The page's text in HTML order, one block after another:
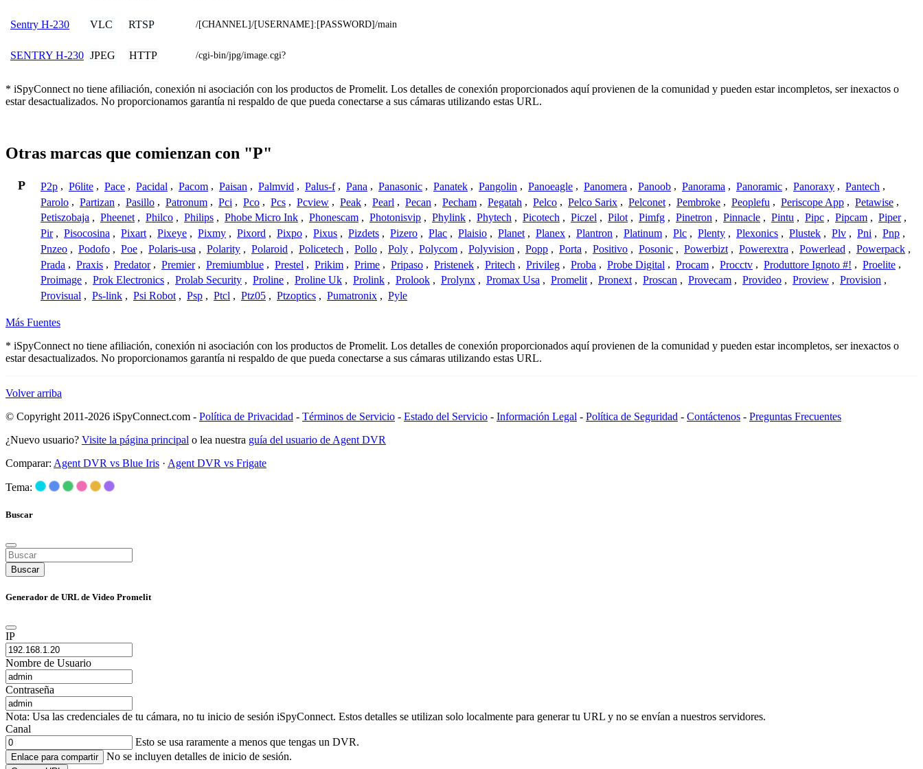
Sentry H-230 VLC RTSP /[CHANNEL]/[USERNAME]:[PASSWORD]/main
SENTRY H-230 JPEG HTTP /cgi-bin/jpg/image.cgi?
* iSpyConnect no tiene afiliación, conexión ni asociación con los productos de Promelit. Los detalles de conexión proporcionados aquí provienen de la comunidad y pueden estar incompletos, ser inexactos o
estar desactualizados. No proporcionamos garantía ni respaldo de que pueda conectarse a sus cámaras utilizando estas URL.
Otras marcas que comienzan con "P"
P P2p , P6lite , Pace , Pacidal , Pacom , Paisan , Palmvid , Palus-f , Pana , Panasonic , Panatek , Pangolin , Panoeagle , Panomera , Panoob , Panorama , Panoramic , Panoraxy , Pantech ,
Parolo , Partizan , Pasillo , Patronum , Pci , Pco , Pcs , Pcview , Peak , Pearl , Pecan , Pecham , Pegatah , Pelco , Pelco Sarix , Pelconet , Pembroke , Peoplefu , Periscope App , Petawise ,
Petiszobaja , Pheenet , Philco , Philips , Phobe Micro Ink , Phonescam , Photonisvip , Phylink , Phytech , Picotech , Piczel , Pilot , Pimfg , Pinetron , Pinnacle , Pintu , Pipc , Pipcam , Piper ,
Pir , Pisocosina , Pixart , Pixeye , Pixmy , Pixord , Pixpo , Pixus , Pizdets , Pizero , Plac , Plaisio , Planet , Planex , Plantron , Platinum , Plc , Plenty , Plexonics , Plustek , Plv , Pni , Pnp ,
Pnzeo , Podofo , Poe , Polaris-usa , Polarity , Polaroid , Policetech , Pollo , Poly , Polycom , Polyvision , Popp , Porta , Positivo , Posonic , Powerbizt , Powerextra , Powerlead , Powerpack ,
Prada , Praxis , Predator , Premier , Premiumblue , Prestel , Prikim , Prime , Pripaso , Pristenek , Pritech , Privileg , Proba , Probe Digital , Procam , Procctv , Produttore Ignoto #! , Proelite ,
Proimage , Prok Electronics , Prolab Security , Proline , Proline Uk , Prolink , Prolook , Prolynx , Promax Usa , Promelit , Pronext , Proscan , Provecam , Provideo , Proview , Provision ,
Provisual , Ps-link , Psi Robot , Psp , Ptcl , Ptz05 , Ptzoptics , Pumatronix , Pyle
Más Fuentes
* iSpyConnect no tiene afiliación, conexión ni asociación con los productos de Promelit. Los detalles de conexión proporcionados aquí provienen de la comunidad y pueden estar incompletos, ser inexactos o
estar desactualizados. No proporcionamos garantía ni respaldo de que pueda conectarse a sus cámaras utilizando estas URL.
Volver arriba
© Copyright 2011-2026 iSpyConnect.com - Política de Privacidad - Términos de Servicio - Estado del Servicio - Información Legal - Política de Seguridad - Contáctenos - Preguntas Frecuentes
¿Nuevo usuario? Visite la página principal o lea nuestra guía del usuario de Agent DVR
Comparar: Agent DVR vs Blue Iris · Agent DVR vs Frigate
Tema:
Buscar
Buscar
Generador de URL de Video Promelit
IP
Nombre de Usuario
Contraseña
Nota: Usa las credenciales de tu cámara, no tu inicio de sesión iSpyConnect. Estos detalles se utilizan solo localmente para generar tu URL y no se envían a nuestros servidores.
Canal
Esto se usa raramente a menos que tengas un DVR.
Enlace para compartir No se incluyen detalles de inicio de sesión.